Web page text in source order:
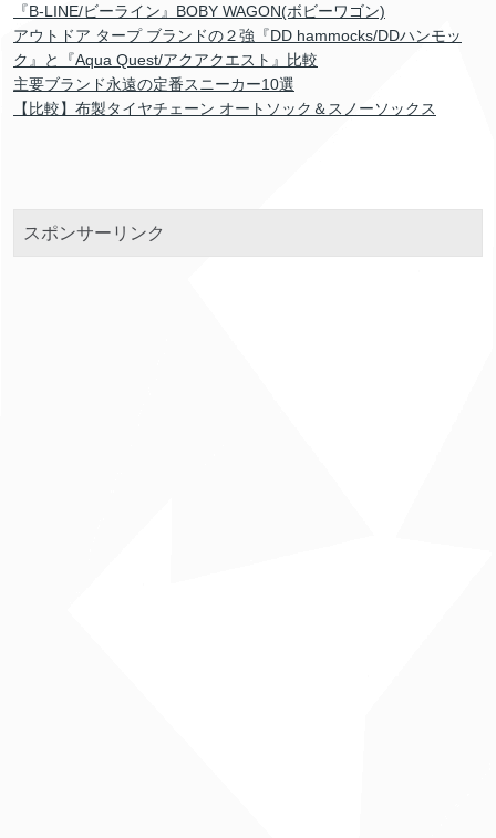
『B-LINE/ビーライン』BOBY WAGON(ボビーワゴン)
アウトドア タープ ブランドの２強『DD hammocks/DDハンモッ
ク』と『Aqua Quest/アクアクエスト』比較
主要ブランド永遠の定番スニーカー10選
【比較】布製タイヤチェーン オートソック＆スノーソックス
スポンサーリンク